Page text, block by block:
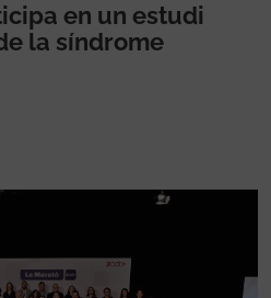
en un estudi
la síndrome